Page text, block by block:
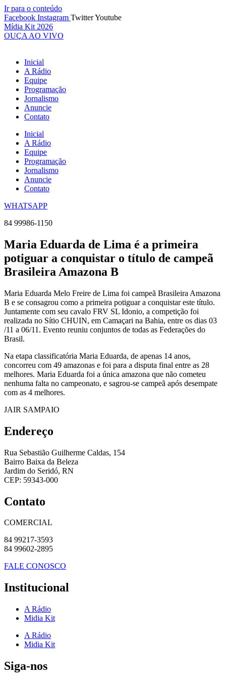
Ir para o conteúdo
Facebook Instagram TwitterYoutube
Mídia Kit 2026
OUÇA AO VIVO
Inicial
A Rádio
Equipe
Programação
Jornalismo
Anuncie
Contato
Inicial
A Rádio
Equipe
Programação
Jornalismo
Anuncie
Contato
WHATSAPP
84 99986-1150
Maria Eduarda de Lima é a primeira
potiguar a conquistar o título de campeã
Brasileira Amazona B
Maria Eduarda Melo Freire de Lima foi campeã Brasileira Amazona
B e se consagrou como a primeira potiguar a conquistar este título.
Juntamente com seu cavalo FRV SL Idonio, a competição foi
realizada no Sítio CHUIN, em Camaçari na Bahia, entre os dias 03
/11 a 06/11. Evento reuniu conjuntos de todas as Federações do
Brasil.
Na etapa classificatória Maria Eduarda, de apenas 14 anos,
concorreu com 49 amazonas e foi para a disputa final entre as 28
melhores. Maria Eduarda foi a única amazona que não cometeu
nenhuma falta no campeonato, e sagrou-se campeã após desempate
com as 4 melhores.
JAIR SAMPAIO
Endereço
Rua Sebastião Guilherme Caldas, 154
Bairro Baixa da Beleza
Jardim do Seridó, RN
CEP: 59343-000
Contato
COMERCIAL
84 99217-3593
84 99602-2895
FALE CONOSCO
Institucional
A Rádio
Midia Kit
A Rádio
Midia Kit
Siga-nos